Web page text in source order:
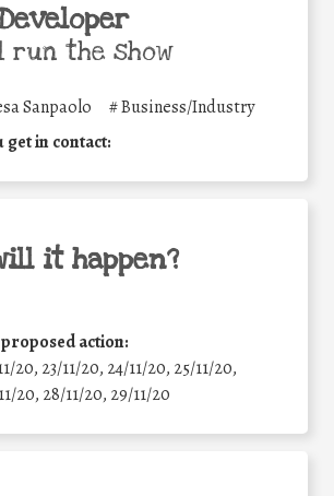
run the show
Sanpaolo #Business/Industry
get in contact:
it happen?
action:
20, 23/11/20, 24/11/20, 25/11/20,
20, 28/11/20, 29/11/20